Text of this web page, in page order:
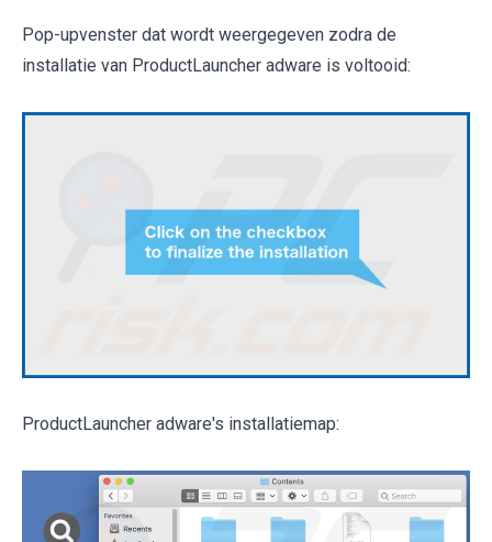
Pop-upvenster dat wordt weergegeven zodra de
installatie van ProductLauncher adware is voltooid:
ProductLauncher adware's installatiemap: